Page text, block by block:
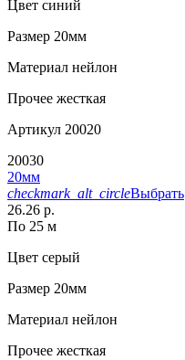
Цвет синий
Размер 20мм
Материал нейлон
Прочее жесткая
Артикул 20020
20030
20мм
checkmark_alt_circleВыбрать
26.26 р.
По 25 м
Цвет серый
Размер 20мм
Материал нейлон
Прочее жесткая